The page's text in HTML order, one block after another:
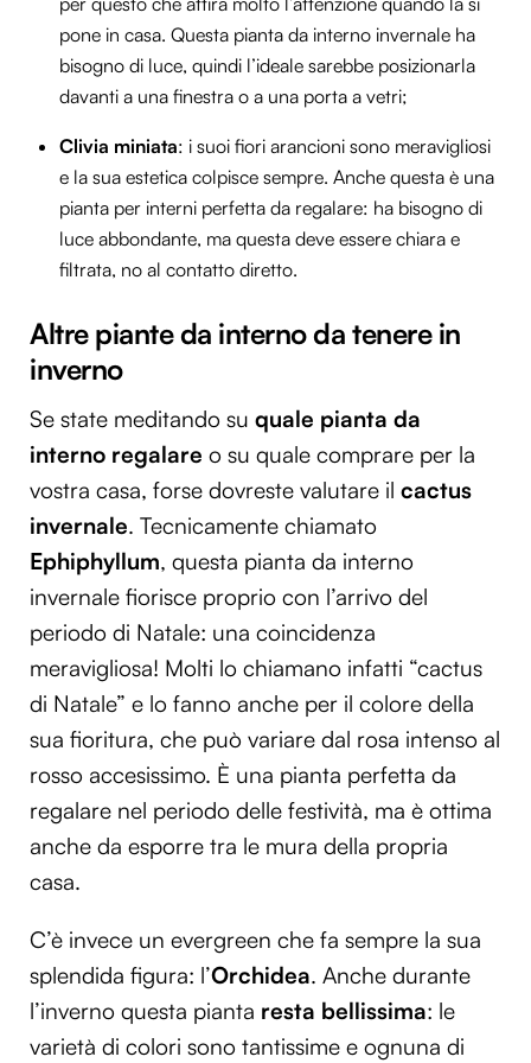
pone in casa. Questa pianta da interno invernale ha
bisogno di luce, quindi l’ideale sarebbe posizionarla
davanti a una finestra o a una porta a vetri;
Clivia miniata: i suoi fiori arancioni sono meravigliosi
e la sua estetica colpisce sempre. Anche questa è una
pianta per interni perfetta da regalare: ha bisogno di
luce abbondante, ma questa deve essere chiara e
filtrata, no al contatto diretto.
Altre piante da interno da tenere in
inverno
Se state meditando su quale pianta da
interno regalare o su quale comprare per la
vostra casa, forse dovreste valutare il cactus
invernale. Tecnicamente chiamato
Ephiphyllum, questa pianta da interno
invernale fiorisce proprio con l’arrivo del
periodo di Natale: una coincidenza
meravigliosa! Molti lo chiamano infatti “cactus
di Natale” e lo fanno anche per il colore della
sua fioritura, che può variare dal rosa intenso al
rosso accesissimo. È una pianta perfetta da
regalare nel periodo delle festività, ma è ottima
anche da esporre tra le mura della propria
casa.
C’è invece un evergreen che fa sempre la sua
splendida figura: l’Orchidea. Anche durante
l’inverno questa pianta resta bellissima: le
varietà di colori sono tantissime e ognuna di